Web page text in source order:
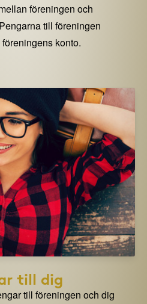
föreningen och
till föreningen
konto.
till dig
till föreningen och dig